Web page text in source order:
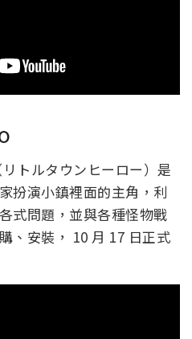
トルタウンヒーロー）是
扮演小鎮裡面的主角，利
式問題，並與各種怪物戰
、安裝， 10 月 17 日正式